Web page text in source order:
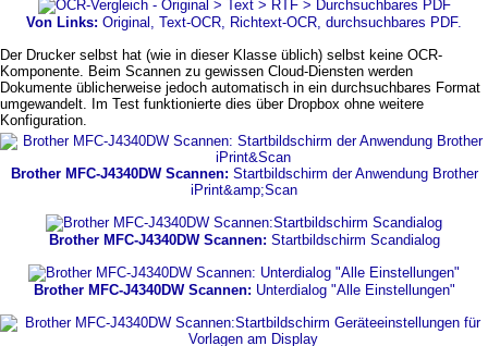
Von Links: Original, Text-OCR, Richtext-OCR, durchsuchbares PDF.
Der Drucker selbst hat (wie in dieser Klasse üblich) selbst keine OCR-
Komponente. Beim Scannen zu gewissen Cloud-Diensten werden
Dokumente üblicherweise jedoch automatisch in ein durchsuchbares Format
umgewandelt. Im Test funktionierte dies über Dropbox ohne weitere
Konfiguration.
Brother MFC-J4340DW Scannen: Startbildschirm der Anwendung Brother
iPrint&amp;Scan
Brother MFC-J4340DW Scannen: Startbildschirm Scandialog
Brother MFC-J4340DW Scannen: Unterdialog "Alle Einstellungen"